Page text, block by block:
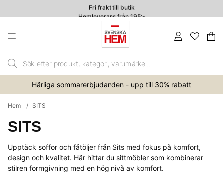
Fri frakt till butik
Hemleverans från 195:-
4.7
.
Härliga sommarerbjudanden - upp till 30% rabatt
Hem SITS
SITS
Upptäck soffor och fåtöljer från Sits med fokus på komfort,
design och kvalitet. Här hittar du sittmöbler som kombinerar
stilren formgivning med en hög nivå av komfort.